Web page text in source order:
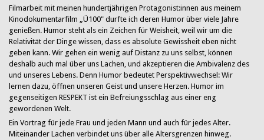
Filmarbeit mit meinen hundertjährigen Protagonist:innen aus meinem
Kinodokumentarfilm „Ü100" durfte ich deren Humor über viele Jahre
genießen. Humor steht als ein Zeichen für Weisheit, weil wir um die
Relativität der Dinge wissen, dass es absolute Gewissheit eben nicht
geben kann. Wir gehen ein wenig auf Distanz zu uns selbst, können
deshalb auch mal über uns Lachen, und akzeptieren die Ambivalenz des
und unseres Lebens. Denn Humor bedeutet Perspektivwechsel: Wir
lernen dazu, öffnen unseren Geist und unsere Herzen. Humor im
gegenseitigen RESPEKT ist ein Befreiungsschlag aus einer eng
gewordenen Welt.
Ein Vortrag für jede Frau und jeden Mann und auch für jedes Alter.
Miteinander Lachen verbindet uns über alle Altersgrenzen hinweg.